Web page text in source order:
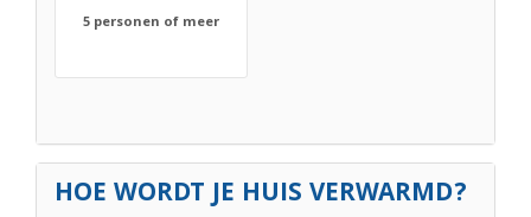
5 personen of meer
HOE WORDT JE HUIS VERWARMD?